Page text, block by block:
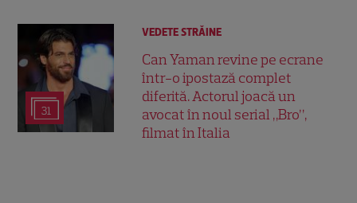
31
VEDETE STRĂINE
Can Yaman revine pe ecrane
într-o ipostază complet
diferită. Actorul joacă un
avocat în noul serial „Bro”,
filmat în Italia